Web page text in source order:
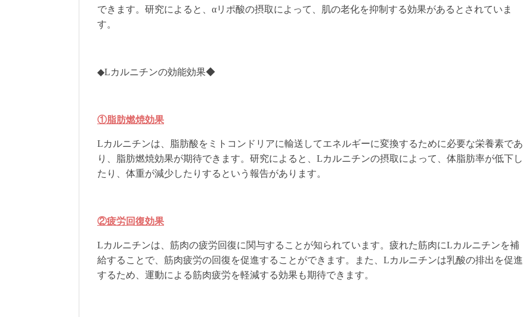
できます。研究によると、αリポ酸の摂取によって、肌の老化を抑制する効果があるとされていま
す。
◆Lカルニチンの効能効果◆
①脂肪燃焼効果
Lカルニチンは、脂肪酸をミトコンドリアに輸送してエネルギーに変換するために必要な栄養素であ
り、脂肪燃焼効果が期待できます。研究によると、Lカルニチンの摂取によって、体脂肪率が低下し
たり、体重が減少したりするという報告があります。
②疲労回復効果
Lカルニチンは、筋肉の疲労回復に関与することが知られています。疲れた筋肉にLカルニチンを補
給することで、筋肉疲労の回復を促進することができます。また、Lカルニチンは乳酸の排出を促進
するため、運動による筋肉疲労を軽減する効果も期待できます。